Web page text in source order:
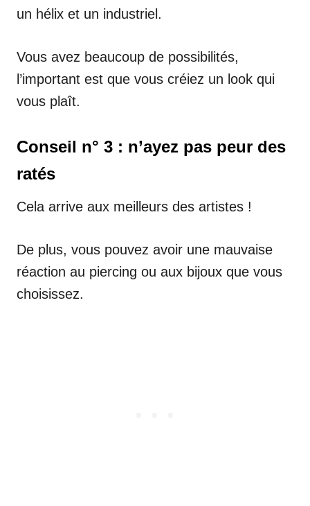
un hélix et un industriel.
Vous avez beaucoup de possibilités,
l’important est que vous créiez un look qui
vous plaît.
Conseil n° 3 : n’ayez pas peur des
ratés
Cela arrive aux meilleurs des artistes !
De plus, vous pouvez avoir une mauvaise
réaction au piercing ou aux bijoux que vous
choisissez.